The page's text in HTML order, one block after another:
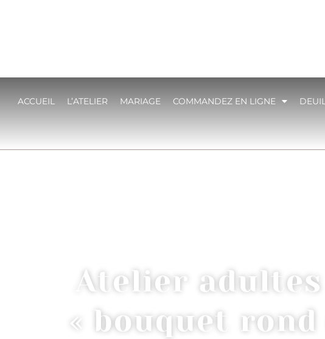
ACCUEIL L’ATELIER MARIAGE COMMANDEZ EN LIGNE
Atelier
« bouquet